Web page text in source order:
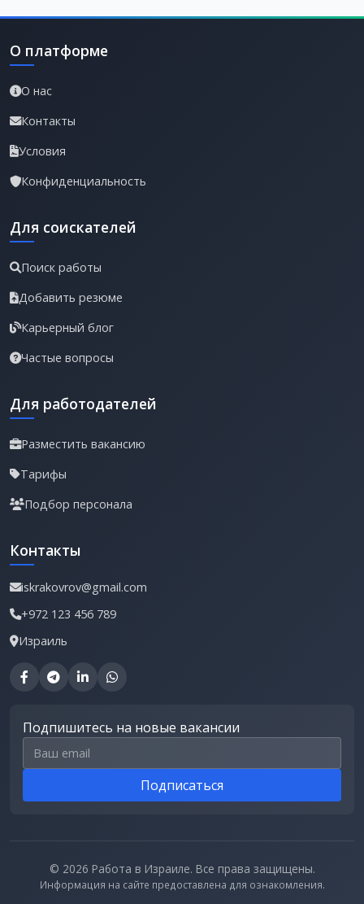
О платформе
О нас
Контакты
Условия
Конфиденциальность
Для соискателей
Поиск работы
Добавить резюме
Карьерный блог
Частые вопросы
Для работодателей
Разместить вакансию
Тарифы
Подбор персонала
Контакты
iskrakovrov@gmail.com
+972 123 456 789
Израиль
Подпишитесь на новые вакансии
Email для подписки
Подписаться
© 2026 Работа в Израиле. Все права защищены.
Информация на сайте предоставлена для ознакомления.